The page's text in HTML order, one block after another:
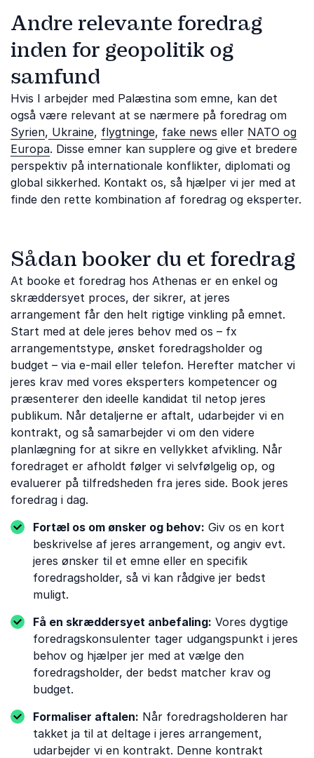
Andre relevante foredrag
inden for geopolitik og
samfund
Hvis I arbejder med Palæstina som emne, kan det
også være relevant at se nærmere på foredrag om
Syrien, Ukraine, flygtninge, fake news eller NATO og
Europa. Disse emner kan supplere og give et bredere
perspektiv på internationale konflikter, diplomati og
global sikkerhed. Kontakt os, så hjælper vi jer med at
finde den rette kombination af foredrag og eksperter.
Sådan booker du et foredrag
At booke et foredrag hos Athenas er en enkel og
skræddersyet proces, der sikrer, at jeres
arrangement får den helt rigtige vinkling på emnet.
Start med at dele jeres behov med os – fx
arrangementstype, ønsket foredragsholder og
budget – via e-mail eller telefon. Herefter matcher vi
jeres krav med vores eksperters kompetencer og
præsenterer den ideelle kandidat til netop jeres
publikum. Når detaljerne er aftalt, udarbejder vi en
kontrakt, og så samarbejder vi om den videre
planlægning for at sikre en vellykket afvikling. Når
foredraget er afholdt følger vi selvfølgelig op, og
evaluerer på tilfredsheden fra jeres side. Book jeres
foredrag i dag.
Fortæl os om ønsker og behov: Giv os en kort
beskrivelse af jeres arrangement, og angiv evt.
jeres ønsker til et emne eller en specifik
foredragsholder, så vi kan rådgive jer bedst
muligt.
Få en skræddersyet anbefaling: Vores dygtige
foredragskonsulenter tager udgangspunkt i jeres
behov og hjælper jer med at vælge den
foredragsholder, der bedst matcher krav og
budget.
Formaliser aftalen: Når foredragsholderen har
takket ja til at deltage i jeres arrangement,
udarbejder vi en kontrakt. Denne kontrakt